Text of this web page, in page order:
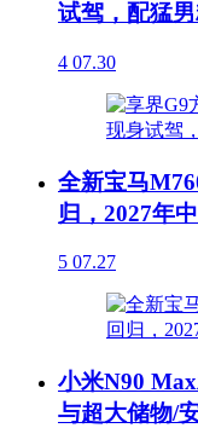
试驾，配猛
4 07.30
全新宝马
归，2027年
5 07.27
小米N90
与超大储物/